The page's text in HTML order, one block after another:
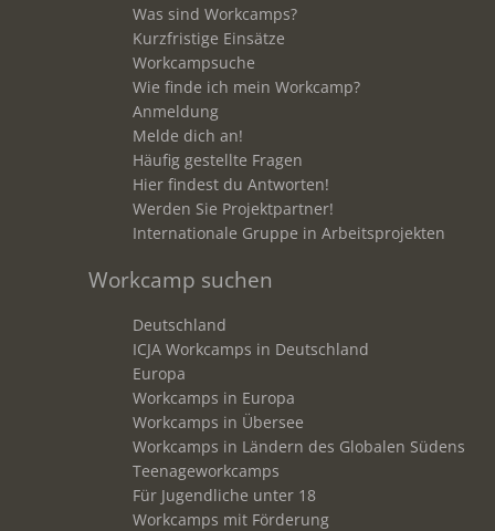
Was sind Workcamps?
Kurzfristige Einsätze
Workcampsuche
Wie finde ich mein Workcamp?
Anmeldung
Melde dich an!
Häufig gestellte Fragen
Hier findest du Antworten!
Werden Sie Projektpartner!
Internationale Gruppe in Arbeitsprojekten
Workcamp suchen
Deutschland
ICJA Workcamps in Deutschland
Europa
Workcamps in Europa
Workcamps in Übersee
Workcamps in Ländern des Globalen Südens
Teenageworkcamps
Für Jugendliche unter 18
Workcamps mit Förderung